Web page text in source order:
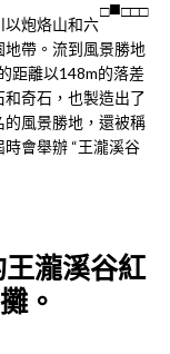
□□ □□
以炮烙山和六
帶。流到風景勝地
距離以148m的落差
奇石，也製造出了
風景勝地，還被稱
會舉辦 “王瀧溪谷
王瀧溪谷紅
。